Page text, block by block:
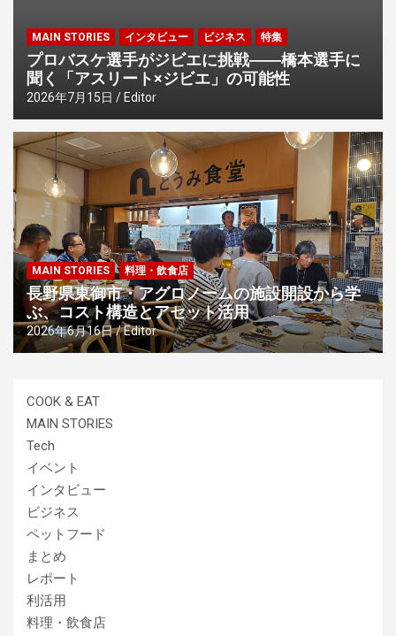
MAIN STORIES インタビュー ビジネス 特集
プロバスケ選手がジビエに挑戦――橋本選手に
聞く「アスリート×ジビエ」の可能性
2026年7月15日 Editor
MAIN STORIES 料理・飲食店
長野県東御市・アグロノームの施設開設から学
ぶ、コスト構造とアセット活用
2026年6月16日 Editor
COOK & EAT
MAIN STORIES
Tech
イベント
インタビュー
ビジネス
ペットフード
まとめ
レポート
利活用
料理・飲食店